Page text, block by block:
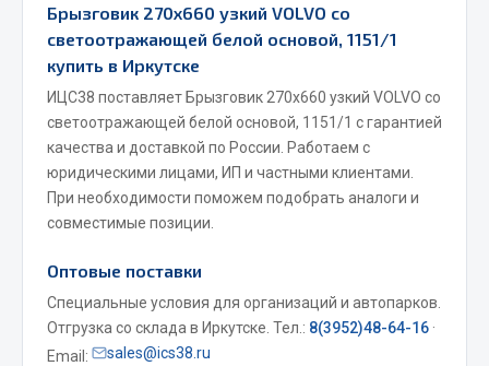
Система питания
Система выпуска газа
Система охлаждения
Сцепление
Коробка передач
Коробка передач ZF
Весь раздел
Запчасти МАЗ
Брызговик 270х660 узкий VOLVO со
светоотражающей белой основой, 1151/1
купить в Иркутске
ИЦС38 поставляет Брызговик 270х660 узкий VOLVO со
светоотражающей белой основой, 1151/1 с гарантией
качества и доставкой по России. Работаем с
юридическими лицами, ИП и частными клиентами.
При необходимости поможем подобрать аналоги и
совместимые позиции.
Оптовые поставки
Специальные условия для организаций и автопарков.
Отгрузка со склада в Иркутске. Тел.: 8(3952)48-64-16 ·
Email:
sales@ics38.ru